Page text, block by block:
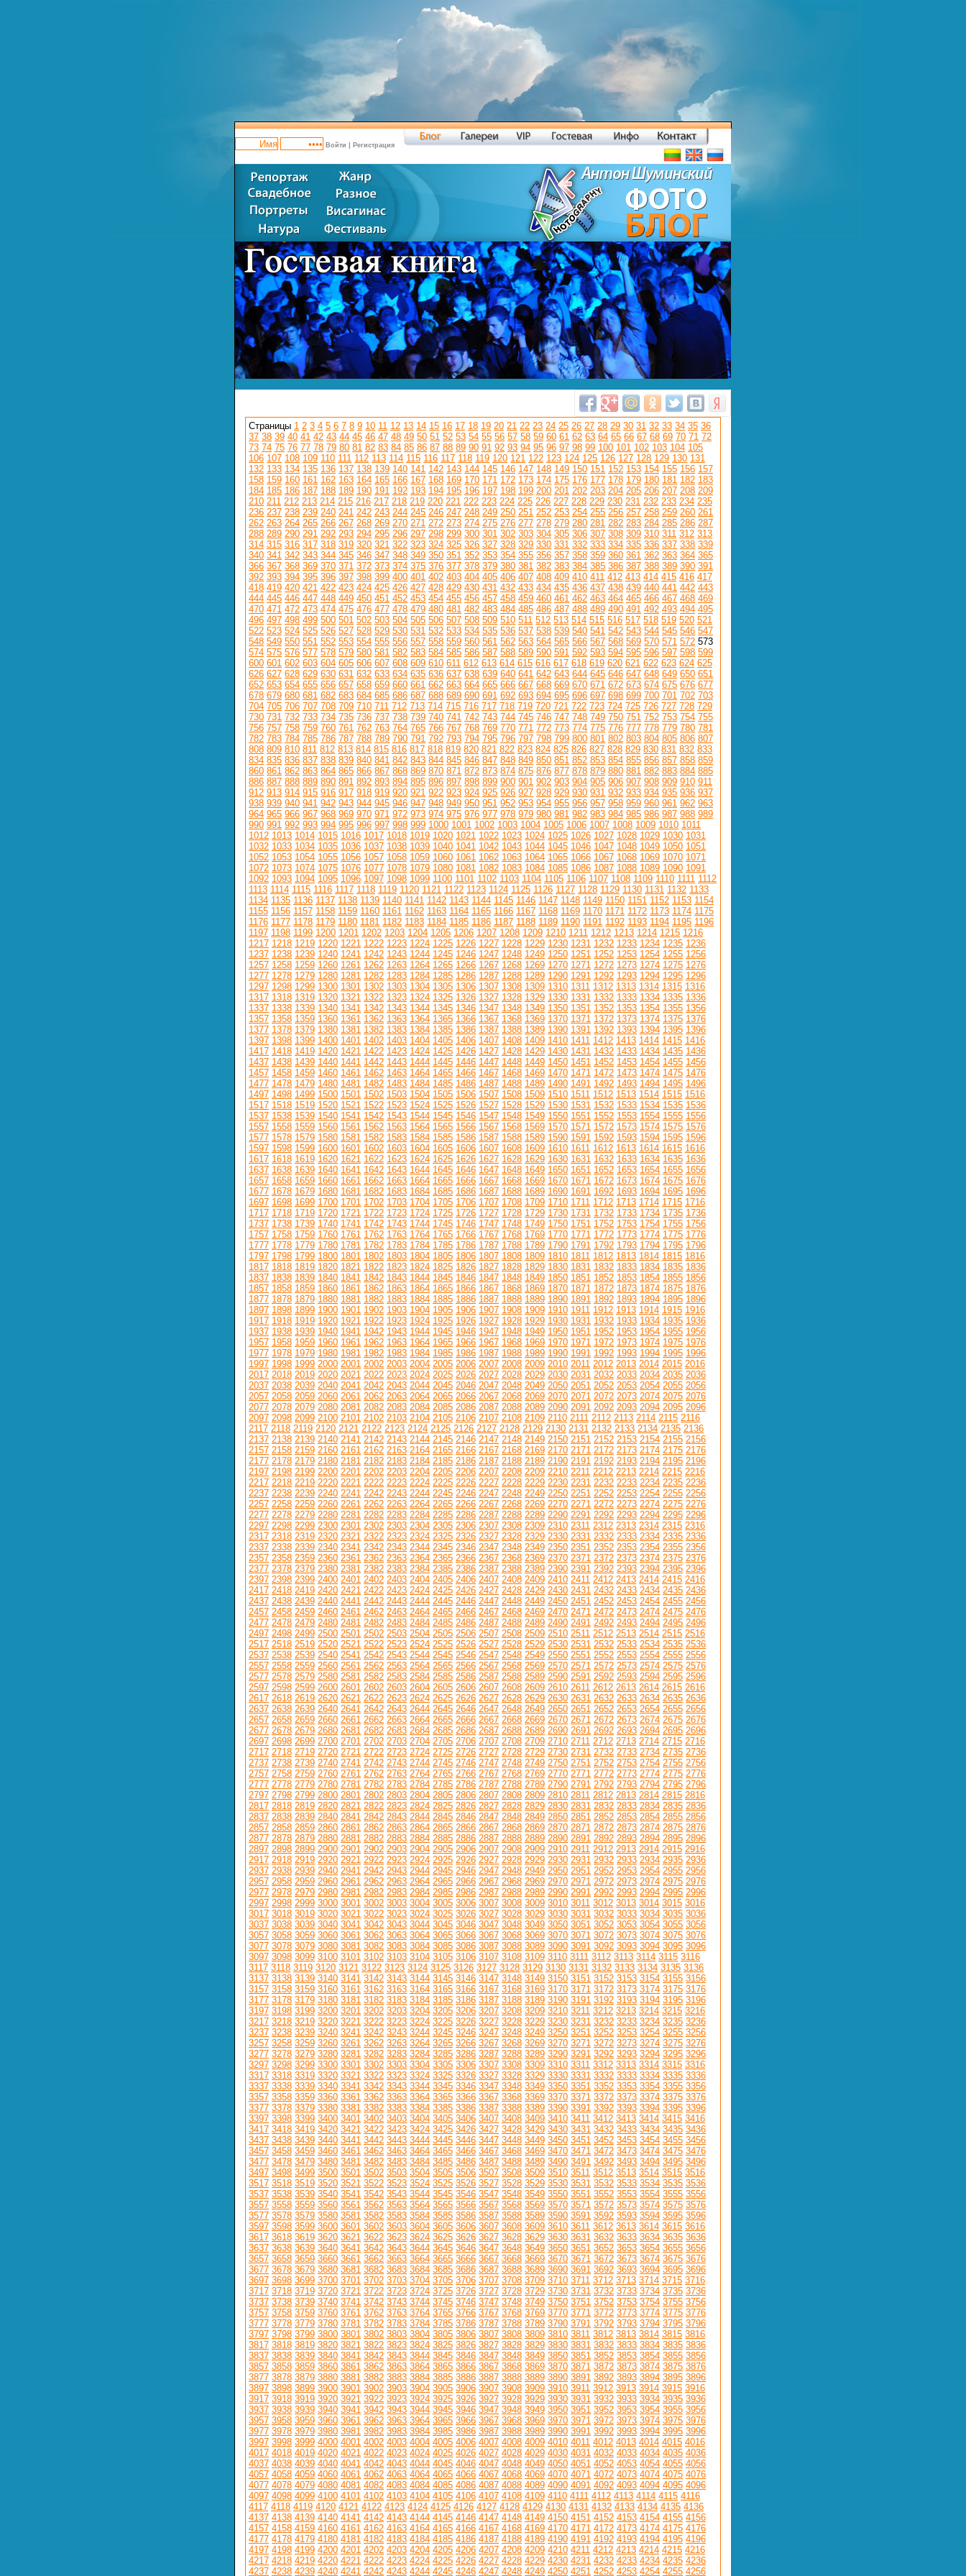
Войти Регистрация
Страницы 1 2 3 4 5 6 7 8 9 10 11 12 13 14 15 16 17 18 19 20 21 22 23 24 25 26 27 28 29 30 31 32 33 34 35 36
37 38 39 40 41 42 43 44 45 46 47 48 49 50 51 52 53 54 55 56 57 58 59 60 61 62 63 64 65 66 67 68 69 70 71 72
73 74 75 76 77 78 79 80 81 82 83 84 85 86 87 88 89 90 91 92 93 94 95 96 97 98 99 100 101 102 103 104 105
106 107 108 109 110 111 112 113 114 115 116 117 118 119 120 121 122 123 124 125 126 127 128 129 130 131
132 133 134 135 136 137 138 139 140 141 142 143 144 145 146 147 148 149 150 151 152 153 154 155 156 157
158 159 160 161 162 163 164 165 166 167 168 169 170 171 172 173 174 175 176 177 178 179 180 181 182 183
184 185 186 187 188 189 190 191 192 193 194 195 196 197 198 199 200 201 202 203 204 205 206 207 208 209
210 211 212 213 214 215 216 217 218 219 220 221 222 223 224 225 226 227 228 229 230 231 232 233 234 235
236 237 238 239 240 241 242 243 244 245 246 247 248 249 250 251 252 253 254 255 256 257 258 259 260 261
262 263 264 265 266 267 268 269 270 271 272 273 274 275 276 277 278 279 280 281 282 283 284 285 286 287
288 289 290 291 292 293 294 295 296 297 298 299 300 301 302 303 304 305 306 307 308 309 310 311 312 313
314 315 316 317 318 319 320 321 322 323 324 325 326 327 328 329 330 331 332 333 334 335 336 337 338 339
340 341 342 343 344 345 346 347 348 349 350 351 352 353 354 355 356 357 358 359 360 361 362 363 364 365
366 367 368 369 370 371 372 373 374 375 376 377 378 379 380 381 382 383 384 385 386 387 388 389 390 391
392 393 394 395 396 397 398 399 400 401 402 403 404 405 406 407 408 409 410 411 412 413 414 415 416 417
418 419 420 421 422 423 424 425 426 427 428 429 430 431 432 433 434 435 436 437 438 439 440 441 442 443
444 445 446 447 448 449 450 451 452 453 454 455 456 457 458 459 460 461 462 463 464 465 466 467 468 469
470 471 472 473 474 475 476 477 478 479 480 481 482 483 484 485 486 487 488 489 490 491 492 493 494 495
496 497 498 499 500 501 502 503 504 505 506 507 508 509 510 511 512 513 514 515 516 517 518 519 520 521
522 523 524 525 526 527 528 529 530 531 532 533 534 535 536 537 538 539 540 541 542 543 544 545 546 547
548 549 550 551 552 553 554 555 556 557 558 559 560 561 562 563 564 565 566 567 568 569 570 571 572 573
574 575 576 577 578 579 580 581 582 583 584 585 586 587 588 589 590 591 592 593 594 595 596 597 598 599
600 601 602 603 604 605 606 607 608 609 610 611 612 613 614 615 616 617 618 619 620 621 622 623 624 625
626 627 628 629 630 631 632 633 634 635 636 637 638 639 640 641 642 643 644 645 646 647 648 649 650 651
652 653 654 655 656 657 658 659 660 661 662 663 664 665 666 667 668 669 670 671 672 673 674 675 676 677
678 679 680 681 682 683 684 685 686 687 688 689 690 691 692 693 694 695 696 697 698 699 700 701 702 703
704 705 706 707 708 709 710 711 712 713 714 715 716 717 718 719 720 721 722 723 724 725 726 727 728 729
730 731 732 733 734 735 736 737 738 739 740 741 742 743 744 745 746 747 748 749 750 751 752 753 754 755
756 757 758 759 760 761 762 763 764 765 766 767 768 769 770 771 772 773 774 775 776 777 778 779 780 781
782 783 784 785 786 787 788 789 790 791 792 793 794 795 796 797 798 799 800 801 802 803 804 805 806 807
808 809 810 811 812 813 814 815 816 817 818 819 820 821 822 823 824 825 826 827 828 829 830 831 832 833
834 835 836 837 838 839 840 841 842 843 844 845 846 847 848 849 850 851 852 853 854 855 856 857 858 859
860 861 862 863 864 865 866 867 868 869 870 871 872 873 874 875 876 877 878 879 880 881 882 883 884 885
886 887 888 889 890 891 892 893 894 895 896 897 898 899 900 901 902 903 904 905 906 907 908 909 910 911
912 913 914 915 916 917 918 919 920 921 922 923 924 925 926 927 928 929 930 931 932 933 934 935 936 937
938 939 940 941 942 943 944 945 946 947 948 949 950 951 952 953 954 955 956 957 958 959 960 961 962 963
964 965 966 967 968 969 970 971 972 973 974 975 976 977 978 979 980 981 982 983 984 985 986 987 988 989
990 991 992 993 994 995 996 997 998 999 1000 1001 1002 1003 1004 1005 1006 1007 1008 1009 1010 1011
1012 1013 1014 1015 1016 1017 1018 1019 1020 1021 1022 1023 1024 1025 1026 1027 1028 1029 1030 1031
1032 1033 1034 1035 1036 1037 1038 1039 1040 1041 1042 1043 1044 1045 1046 1047 1048 1049 1050 1051
1052 1053 1054 1055 1056 1057 1058 1059 1060 1061 1062 1063 1064 1065 1066 1067 1068 1069 1070 1071
1072 1073 1074 1075 1076 1077 1078 1079 1080 1081 1082 1083 1084 1085 1086 1087 1088 1089 1090 1091
1092 1093 1094 1095 1096 1097 1098 1099 1100 1101 1102 1103 1104 1105 1106 1107 1108 1109 1110 1111 1112
1113 1114 1115 1116 1117 1118 1119 1120 1121 1122 1123 1124 1125 1126 1127 1128 1129 1130 1131 1132 1133
1134 1135 1136 1137 1138 1139 1140 1141 1142 1143 1144 1145 1146 1147 1148 1149 1150 1151 1152 1153 1154
1155 1156 1157 1158 1159 1160 1161 1162 1163 1164 1165 1166 1167 1168 1169 1170 1171 1172 1173 1174 1175
1176 1177 1178 1179 1180 1181 1182 1183 1184 1185 1186 1187 1188 1189 1190 1191 1192 1193 1194 1195 1196
1197 1198 1199 1200 1201 1202 1203 1204 1205 1206 1207 1208 1209 1210 1211 1212 1213 1214 1215 1216
1217 1218 1219 1220 1221 1222 1223 1224 1225 1226 1227 1228 1229 1230 1231 1232 1233 1234 1235 1236
1237 1238 1239 1240 1241 1242 1243 1244 1245 1246 1247 1248 1249 1250 1251 1252 1253 1254 1255 1256
1257 1258 1259 1260 1261 1262 1263 1264 1265 1266 1267 1268 1269 1270 1271 1272 1273 1274 1275 1276
1277 1278 1279 1280 1281 1282 1283 1284 1285 1286 1287 1288 1289 1290 1291 1292 1293 1294 1295 1296
1297 1298 1299 1300 1301 1302 1303 1304 1305 1306 1307 1308 1309 1310 1311 1312 1313 1314 1315 1316
1317 1318 1319 1320 1321 1322 1323 1324 1325 1326 1327 1328 1329 1330 1331 1332 1333 1334 1335 1336
1337 1338 1339 1340 1341 1342 1343 1344 1345 1346 1347 1348 1349 1350 1351 1352 1353 1354 1355 1356
1357 1358 1359 1360 1361 1362 1363 1364 1365 1366 1367 1368 1369 1370 1371 1372 1373 1374 1375 1376
1377 1378 1379 1380 1381 1382 1383 1384 1385 1386 1387 1388 1389 1390 1391 1392 1393 1394 1395 1396
1397 1398 1399 1400 1401 1402 1403 1404 1405 1406 1407 1408 1409 1410 1411 1412 1413 1414 1415 1416
1417 1418 1419 1420 1421 1422 1423 1424 1425 1426 1427 1428 1429 1430 1431 1432 1433 1434 1435 1436
1437 1438 1439 1440 1441 1442 1443 1444 1445 1446 1447 1448 1449 1450 1451 1452 1453 1454 1455 1456
1457 1458 1459 1460 1461 1462 1463 1464 1465 1466 1467 1468 1469 1470 1471 1472 1473 1474 1475 1476
1477 1478 1479 1480 1481 1482 1483 1484 1485 1486 1487 1488 1489 1490 1491 1492 1493 1494 1495 1496
1497 1498 1499 1500 1501 1502 1503 1504 1505 1506 1507 1508 1509 1510 1511 1512 1513 1514 1515 1516
1517 1518 1519 1520 1521 1522 1523 1524 1525 1526 1527 1528 1529 1530 1531 1532 1533 1534 1535 1536
1537 1538 1539 1540 1541 1542 1543 1544 1545 1546 1547 1548 1549 1550 1551 1552 1553 1554 1555 1556
1557 1558 1559 1560 1561 1562 1563 1564 1565 1566 1567 1568 1569 1570 1571 1572 1573 1574 1575 1576
1577 1578 1579 1580 1581 1582 1583 1584 1585 1586 1587 1588 1589 1590 1591 1592 1593 1594 1595 1596
1597 1598 1599 1600 1601 1602 1603 1604 1605 1606 1607 1608 1609 1610 1611 1612 1613 1614 1615 1616
1617 1618 1619 1620 1621 1622 1623 1624 1625 1626 1627 1628 1629 1630 1631 1632 1633 1634 1635 1636
1637 1638 1639 1640 1641 1642 1643 1644 1645 1646 1647 1648 1649 1650 1651 1652 1653 1654 1655 1656
1657 1658 1659 1660 1661 1662 1663 1664 1665 1666 1667 1668 1669 1670 1671 1672 1673 1674 1675 1676
1677 1678 1679 1680 1681 1682 1683 1684 1685 1686 1687 1688 1689 1690 1691 1692 1693 1694 1695 1696
1697 1698 1699 1700 1701 1702 1703 1704 1705 1706 1707 1708 1709 1710 1711 1712 1713 1714 1715 1716
1717 1718 1719 1720 1721 1722 1723 1724 1725 1726 1727 1728 1729 1730 1731 1732 1733 1734 1735 1736
1737 1738 1739 1740 1741 1742 1743 1744 1745 1746 1747 1748 1749 1750 1751 1752 1753 1754 1755 1756
1757 1758 1759 1760 1761 1762 1763 1764 1765 1766 1767 1768 1769 1770 1771 1772 1773 1774 1775 1776
1777 1778 1779 1780 1781 1782 1783 1784 1785 1786 1787 1788 1789 1790 1791 1792 1793 1794 1795 1796
1797 1798 1799 1800 1801 1802 1803 1804 1805 1806 1807 1808 1809 1810 1811 1812 1813 1814 1815 1816
1817 1818 1819 1820 1821 1822 1823 1824 1825 1826 1827 1828 1829 1830 1831 1832 1833 1834 1835 1836
1837 1838 1839 1840 1841 1842 1843 1844 1845 1846 1847 1848 1849 1850 1851 1852 1853 1854 1855 1856
1857 1858 1859 1860 1861 1862 1863 1864 1865 1866 1867 1868 1869 1870 1871 1872 1873 1874 1875 1876
1877 1878 1879 1880 1881 1882 1883 1884 1885 1886 1887 1888 1889 1890 1891 1892 1893 1894 1895 1896
1897 1898 1899 1900 1901 1902 1903 1904 1905 1906 1907 1908 1909 1910 1911 1912 1913 1914 1915 1916
1917 1918 1919 1920 1921 1922 1923 1924 1925 1926 1927 1928 1929 1930 1931 1932 1933 1934 1935 1936
1937 1938 1939 1940 1941 1942 1943 1944 1945 1946 1947 1948 1949 1950 1951 1952 1953 1954 1955 1956
1957 1958 1959 1960 1961 1962 1963 1964 1965 1966 1967 1968 1969 1970 1971 1972 1973 1974 1975 1976
1977 1978 1979 1980 1981 1982 1983 1984 1985 1986 1987 1988 1989 1990 1991 1992 1993 1994 1995 1996
1997 1998 1999 2000 2001 2002 2003 2004 2005 2006 2007 2008 2009 2010 2011 2012 2013 2014 2015 2016
2017 2018 2019 2020 2021 2022 2023 2024 2025 2026 2027 2028 2029 2030 2031 2032 2033 2034 2035 2036
2037 2038 2039 2040 2041 2042 2043 2044 2045 2046 2047 2048 2049 2050 2051 2052 2053 2054 2055 2056
2057 2058 2059 2060 2061 2062 2063 2064 2065 2066 2067 2068 2069 2070 2071 2072 2073 2074 2075 2076
2077 2078 2079 2080 2081 2082 2083 2084 2085 2086 2087 2088 2089 2090 2091 2092 2093 2094 2095 2096
2097 2098 2099 2100 2101 2102 2103 2104 2105 2106 2107 2108 2109 2110 2111 2112 2113 2114 2115 2116
2117 2118 2119 2120 2121 2122 2123 2124 2125 2126 2127 2128 2129 2130 2131 2132 2133 2134 2135 2136
2137 2138 2139 2140 2141 2142 2143 2144 2145 2146 2147 2148 2149 2150 2151 2152 2153 2154 2155 2156
2157 2158 2159 2160 2161 2162 2163 2164 2165 2166 2167 2168 2169 2170 2171 2172 2173 2174 2175 2176
2177 2178 2179 2180 2181 2182 2183 2184 2185 2186 2187 2188 2189 2190 2191 2192 2193 2194 2195 2196
2197 2198 2199 2200 2201 2202 2203 2204 2205 2206 2207 2208 2209 2210 2211 2212 2213 2214 2215 2216
2217 2218 2219 2220 2221 2222 2223 2224 2225 2226 2227 2228 2229 2230 2231 2232 2233 2234 2235 2236
2237 2238 2239 2240 2241 2242 2243 2244 2245 2246 2247 2248 2249 2250 2251 2252 2253 2254 2255 2256
2257 2258 2259 2260 2261 2262 2263 2264 2265 2266 2267 2268 2269 2270 2271 2272 2273 2274 2275 2276
2277 2278 2279 2280 2281 2282 2283 2284 2285 2286 2287 2288 2289 2290 2291 2292 2293 2294 2295 2296
2297 2298 2299 2300 2301 2302 2303 2304 2305 2306 2307 2308 2309 2310 2311 2312 2313 2314 2315 2316
2317 2318 2319 2320 2321 2322 2323 2324 2325 2326 2327 2328 2329 2330 2331 2332 2333 2334 2335 2336
2337 2338 2339 2340 2341 2342 2343 2344 2345 2346 2347 2348 2349 2350 2351 2352 2353 2354 2355 2356
2357 2358 2359 2360 2361 2362 2363 2364 2365 2366 2367 2368 2369 2370 2371 2372 2373 2374 2375 2376
2377 2378 2379 2380 2381 2382 2383 2384 2385 2386 2387 2388 2389 2390 2391 2392 2393 2394 2395 2396
2397 2398 2399 2400 2401 2402 2403 2404 2405 2406 2407 2408 2409 2410 2411 2412 2413 2414 2415 2416
2417 2418 2419 2420 2421 2422 2423 2424 2425 2426 2427 2428 2429 2430 2431 2432 2433 2434 2435 2436
2437 2438 2439 2440 2441 2442 2443 2444 2445 2446 2447 2448 2449 2450 2451 2452 2453 2454 2455 2456
2457 2458 2459 2460 2461 2462 2463 2464 2465 2466 2467 2468 2469 2470 2471 2472 2473 2474 2475 2476
2477 2478 2479 2480 2481 2482 2483 2484 2485 2486 2487 2488 2489 2490 2491 2492 2493 2494 2495 2496
2497 2498 2499 2500 2501 2502 2503 2504 2505 2506 2507 2508 2509 2510 2511 2512 2513 2514 2515 2516
2517 2518 2519 2520 2521 2522 2523 2524 2525 2526 2527 2528 2529 2530 2531 2532 2533 2534 2535 2536
2537 2538 2539 2540 2541 2542 2543 2544 2545 2546 2547 2548 2549 2550 2551 2552 2553 2554 2555 2556
2557 2558 2559 2560 2561 2562 2563 2564 2565 2566 2567 2568 2569 2570 2571 2572 2573 2574 2575 2576
2577 2578 2579 2580 2581 2582 2583 2584 2585 2586 2587 2588 2589 2590 2591 2592 2593 2594 2595 2596
2597 2598 2599 2600 2601 2602 2603 2604 2605 2606 2607 2608 2609 2610 2611 2612 2613 2614 2615 2616
2617 2618 2619 2620 2621 2622 2623 2624 2625 2626 2627 2628 2629 2630 2631 2632 2633 2634 2635 2636
2637 2638 2639 2640 2641 2642 2643 2644 2645 2646 2647 2648 2649 2650 2651 2652 2653 2654 2655 2656
2657 2658 2659 2660 2661 2662 2663 2664 2665 2666 2667 2668 2669 2670 2671 2672 2673 2674 2675 2676
2677 2678 2679 2680 2681 2682 2683 2684 2685 2686 2687 2688 2689 2690 2691 2692 2693 2694 2695 2696
2697 2698 2699 2700 2701 2702 2703 2704 2705 2706 2707 2708 2709 2710 2711 2712 2713 2714 2715 2716
2717 2718 2719 2720 2721 2722 2723 2724 2725 2726 2727 2728 2729 2730 2731 2732 2733 2734 2735 2736
2737 2738 2739 2740 2741 2742 2743 2744 2745 2746 2747 2748 2749 2750 2751 2752 2753 2754 2755 2756
2757 2758 2759 2760 2761 2762 2763 2764 2765 2766 2767 2768 2769 2770 2771 2772 2773 2774 2775 2776
2777 2778 2779 2780 2781 2782 2783 2784 2785 2786 2787 2788 2789 2790 2791 2792 2793 2794 2795 2796
2797 2798 2799 2800 2801 2802 2803 2804 2805 2806 2807 2808 2809 2810 2811 2812 2813 2814 2815 2816
2817 2818 2819 2820 2821 2822 2823 2824 2825 2826 2827 2828 2829 2830 2831 2832 2833 2834 2835 2836
2837 2838 2839 2840 2841 2842 2843 2844 2845 2846 2847 2848 2849 2850 2851 2852 2853 2854 2855 2856
2857 2858 2859 2860 2861 2862 2863 2864 2865 2866 2867 2868 2869 2870 2871 2872 2873 2874 2875 2876
2877 2878 2879 2880 2881 2882 2883 2884 2885 2886 2887 2888 2889 2890 2891 2892 2893 2894 2895 2896
2897 2898 2899 2900 2901 2902 2903 2904 2905 2906 2907 2908 2909 2910 2911 2912 2913 2914 2915 2916
2917 2918 2919 2920 2921 2922 2923 2924 2925 2926 2927 2928 2929 2930 2931 2932 2933 2934 2935 2936
2937 2938 2939 2940 2941 2942 2943 2944 2945 2946 2947 2948 2949 2950 2951 2952 2953 2954 2955 2956
2957 2958 2959 2960 2961 2962 2963 2964 2965 2966 2967 2968 2969 2970 2971 2972 2973 2974 2975 2976
2977 2978 2979 2980 2981 2982 2983 2984 2985 2986 2987 2988 2989 2990 2991 2992 2993 2994 2995 2996
2997 2998 2999 3000 3001 3002 3003 3004 3005 3006 3007 3008 3009 3010 3011 3012 3013 3014 3015 3016
3017 3018 3019 3020 3021 3022 3023 3024 3025 3026 3027 3028 3029 3030 3031 3032 3033 3034 3035 3036
3037 3038 3039 3040 3041 3042 3043 3044 3045 3046 3047 3048 3049 3050 3051 3052 3053 3054 3055 3056
3057 3058 3059 3060 3061 3062 3063 3064 3065 3066 3067 3068 3069 3070 3071 3072 3073 3074 3075 3076
3077 3078 3079 3080 3081 3082 3083 3084 3085 3086 3087 3088 3089 3090 3091 3092 3093 3094 3095 3096
3097 3098 3099 3100 3101 3102 3103 3104 3105 3106 3107 3108 3109 3110 3111 3112 3113 3114 3115 3116
3117 3118 3119 3120 3121 3122 3123 3124 3125 3126 3127 3128 3129 3130 3131 3132 3133 3134 3135 3136
3137 3138 3139 3140 3141 3142 3143 3144 3145 3146 3147 3148 3149 3150 3151 3152 3153 3154 3155 3156
3157 3158 3159 3160 3161 3162 3163 3164 3165 3166 3167 3168 3169 3170 3171 3172 3173 3174 3175 3176
3177 3178 3179 3180 3181 3182 3183 3184 3185 3186 3187 3188 3189 3190 3191 3192 3193 3194 3195 3196
3197 3198 3199 3200 3201 3202 3203 3204 3205 3206 3207 3208 3209 3210 3211 3212 3213 3214 3215 3216
3217 3218 3219 3220 3221 3222 3223 3224 3225 3226 3227 3228 3229 3230 3231 3232 3233 3234 3235 3236
3237 3238 3239 3240 3241 3242 3243 3244 3245 3246 3247 3248 3249 3250 3251 3252 3253 3254 3255 3256
3257 3258 3259 3260 3261 3262 3263 3264 3265 3266 3267 3268 3269 3270 3271 3272 3273 3274 3275 3276
3277 3278 3279 3280 3281 3282 3283 3284 3285 3286 3287 3288 3289 3290 3291 3292 3293 3294 3295 3296
3297 3298 3299 3300 3301 3302 3303 3304 3305 3306 3307 3308 3309 3310 3311 3312 3313 3314 3315 3316
3317 3318 3319 3320 3321 3322 3323 3324 3325 3326 3327 3328 3329 3330 3331 3332 3333 3334 3335 3336
3337 3338 3339 3340 3341 3342 3343 3344 3345 3346 3347 3348 3349 3350 3351 3352 3353 3354 3355 3356
3357 3358 3359 3360 3361 3362 3363 3364 3365 3366 3367 3368 3369 3370 3371 3372 3373 3374 3375 3376
3377 3378 3379 3380 3381 3382 3383 3384 3385 3386 3387 3388 3389 3390 3391 3392 3393 3394 3395 3396
3397 3398 3399 3400 3401 3402 3403 3404 3405 3406 3407 3408 3409 3410 3411 3412 3413 3414 3415 3416
3417 3418 3419 3420 3421 3422 3423 3424 3425 3426 3427 3428 3429 3430 3431 3432 3433 3434 3435 3436
3437 3438 3439 3440 3441 3442 3443 3444 3445 3446 3447 3448 3449 3450 3451 3452 3453 3454 3455 3456
3457 3458 3459 3460 3461 3462 3463 3464 3465 3466 3467 3468 3469 3470 3471 3472 3473 3474 3475 3476
3477 3478 3479 3480 3481 3482 3483 3484 3485 3486 3487 3488 3489 3490 3491 3492 3493 3494 3495 3496
3497 3498 3499 3500 3501 3502 3503 3504 3505 3506 3507 3508 3509 3510 3511 3512 3513 3514 3515 3516
3517 3518 3519 3520 3521 3522 3523 3524 3525 3526 3527 3528 3529 3530 3531 3532 3533 3534 3535 3536
3537 3538 3539 3540 3541 3542 3543 3544 3545 3546 3547 3548 3549 3550 3551 3552 3553 3554 3555 3556
3557 3558 3559 3560 3561 3562 3563 3564 3565 3566 3567 3568 3569 3570 3571 3572 3573 3574 3575 3576
3577 3578 3579 3580 3581 3582 3583 3584 3585 3586 3587 3588 3589 3590 3591 3592 3593 3594 3595 3596
3597 3598 3599 3600 3601 3602 3603 3604 3605 3606 3607 3608 3609 3610 3611 3612 3613 3614 3615 3616
3617 3618 3619 3620 3621 3622 3623 3624 3625 3626 3627 3628 3629 3630 3631 3632 3633 3634 3635 3636
3637 3638 3639 3640 3641 3642 3643 3644 3645 3646 3647 3648 3649 3650 3651 3652 3653 3654 3655 3656
3657 3658 3659 3660 3661 3662 3663 3664 3665 3666 3667 3668 3669 3670 3671 3672 3673 3674 3675 3676
3677 3678 3679 3680 3681 3682 3683 3684 3685 3686 3687 3688 3689 3690 3691 3692 3693 3694 3695 3696
3697 3698 3699 3700 3701 3702 3703 3704 3705 3706 3707 3708 3709 3710 3711 3712 3713 3714 3715 3716
3717 3718 3719 3720 3721 3722 3723 3724 3725 3726 3727 3728 3729 3730 3731 3732 3733 3734 3735 3736
3737 3738 3739 3740 3741 3742 3743 3744 3745 3746 3747 3748 3749 3750 3751 3752 3753 3754 3755 3756
3757 3758 3759 3760 3761 3762 3763 3764 3765 3766 3767 3768 3769 3770 3771 3772 3773 3774 3775 3776
3777 3778 3779 3780 3781 3782 3783 3784 3785 3786 3787 3788 3789 3790 3791 3792 3793 3794 3795 3796
3797 3798 3799 3800 3801 3802 3803 3804 3805 3806 3807 3808 3809 3810 3811 3812 3813 3814 3815 3816
3817 3818 3819 3820 3821 3822 3823 3824 3825 3826 3827 3828 3829 3830 3831 3832 3833 3834 3835 3836
3837 3838 3839 3840 3841 3842 3843 3844 3845 3846 3847 3848 3849 3850 3851 3852 3853 3854 3855 3856
3857 3858 3859 3860 3861 3862 3863 3864 3865 3866 3867 3868 3869 3870 3871 3872 3873 3874 3875 3876
3877 3878 3879 3880 3881 3882 3883 3884 3885 3886 3887 3888 3889 3890 3891 3892 3893 3894 3895 3896
3897 3898 3899 3900 3901 3902 3903 3904 3905 3906 3907 3908 3909 3910 3911 3912 3913 3914 3915 3916
3917 3918 3919 3920 3921 3922 3923 3924 3925 3926 3927 3928 3929 3930 3931 3932 3933 3934 3935 3936
3937 3938 3939 3940 3941 3942 3943 3944 3945 3946 3947 3948 3949 3950 3951 3952 3953 3954 3955 3956
3957 3958 3959 3960 3961 3962 3963 3964 3965 3966 3967 3968 3969 3970 3971 3972 3973 3974 3975 3976
3977 3978 3979 3980 3981 3982 3983 3984 3985 3986 3987 3988 3989 3990 3991 3992 3993 3994 3995 3996
3997 3998 3999 4000 4001 4002 4003 4004 4005 4006 4007 4008 4009 4010 4011 4012 4013 4014 4015 4016
4017 4018 4019 4020 4021 4022 4023 4024 4025 4026 4027 4028 4029 4030 4031 4032 4033 4034 4035 4036
4037 4038 4039 4040 4041 4042 4043 4044 4045 4046 4047 4048 4049 4050 4051 4052 4053 4054 4055 4056
4057 4058 4059 4060 4061 4062 4063 4064 4065 4066 4067 4068 4069 4070 4071 4072 4073 4074 4075 4076
4077 4078 4079 4080 4081 4082 4083 4084 4085 4086 4087 4088 4089 4090 4091 4092 4093 4094 4095 4096
4097 4098 4099 4100 4101 4102 4103 4104 4105 4106 4107 4108 4109 4110 4111 4112 4113 4114 4115 4116
4117 4118 4119 4120 4121 4122 4123 4124 4125 4126 4127 4128 4129 4130 4131 4132 4133 4134 4135 4136
4137 4138 4139 4140 4141 4142 4143 4144 4145 4146 4147 4148 4149 4150 4151 4152 4153 4154 4155 4156
4157 4158 4159 4160 4161 4162 4163 4164 4165 4166 4167 4168 4169 4170 4171 4172 4173 4174 4175 4176
4177 4178 4179 4180 4181 4182 4183 4184 4185 4186 4187 4188 4189 4190 4191 4192 4193 4194 4195 4196
4197 4198 4199 4200 4201 4202 4203 4204 4205 4206 4207 4208 4209 4210 4211 4212 4213 4214 4215 4216
4217 4218 4219 4220 4221 4222 4223 4224 4225 4226 4227 4228 4229 4230 4231 4232 4233 4234 4235 4236
4237 4238 4239 4240 4241 4242 4243 4244 4245 4246 4247 4248 4249 4250 4251 4252 4253 4254 4255 4256